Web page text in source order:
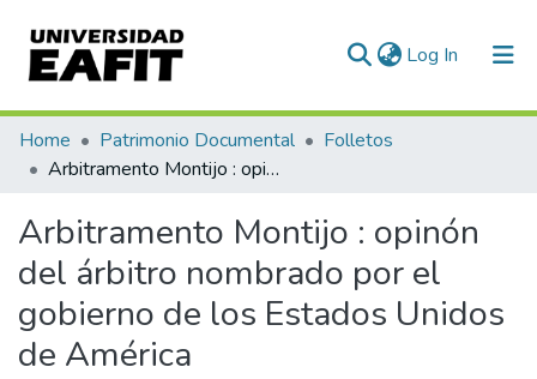
Log In (current)
Communities & Collections
All of DSpace
Statistics
Home Patrimonio Documental
Folletos
Arbitramento Montijo : opinón del árbitro nombrado por el gobierno de los Estados Unidos de América
Arbitramento Montijo : opinón
del árbitro nombrado por el
gobierno de los Estados Unidos
de América